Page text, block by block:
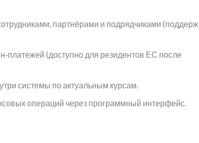
партнёрами и подрядчиками
(доступно для резидентов ЕС после
системы по актуальным курсам.
операций через программный интерфейс.